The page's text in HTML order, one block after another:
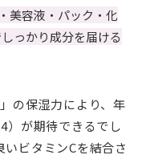
美容液・パック・化
っかり成分を届ける
の保湿力により、年
が期待できるでし
ビタミンCを結合さ